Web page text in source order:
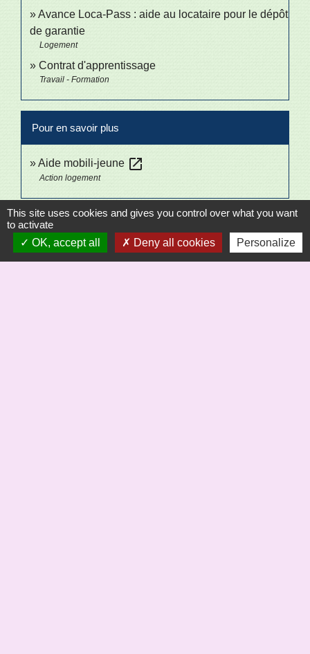
Avance Loca-Pass : aide au locataire pour le dépôt
de garantie
Logement
Contrat d'apprentissage
Travail - Formation
Pour en savoir plus
Aide mobili-jeune open_in_new
Action logement
Signaler une erreur sur cette page
This site uses cookies and gives you control over what you want
to activate
OK, accept all
Deny all cookies Personalize